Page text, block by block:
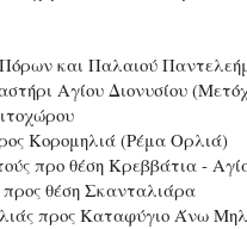
και Παλαιού
Αγίου Διονυσίου
Κορομηλιά (Ρέμα Ορλιά)
προ θέση Κρεββάτια -
θέση Σκανταλιάρα
προς Καταφύγιο Άνω